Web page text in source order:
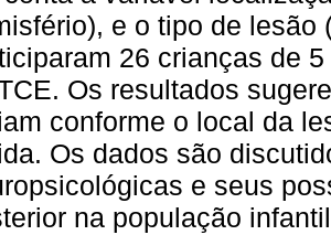
e o tipo de lesão
26 crianças de
Os resultados
conforme o local da
Os dados são
e seus
na população